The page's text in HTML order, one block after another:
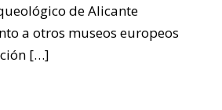
de Alicante
a otros museos europeos
[…]